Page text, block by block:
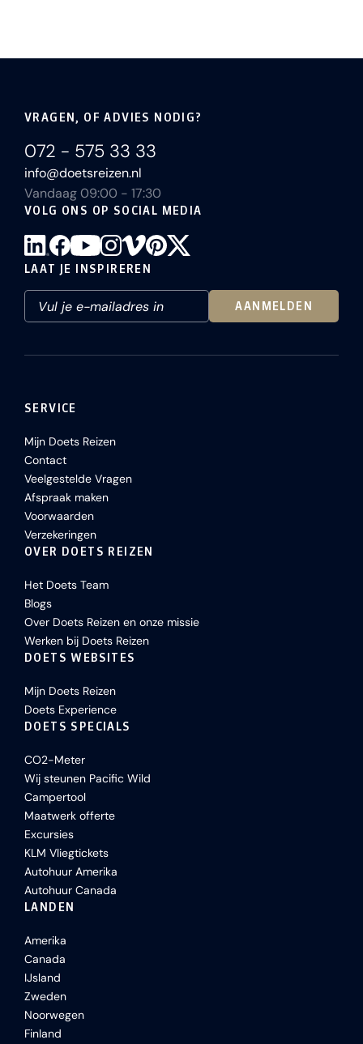
VRAGEN, OF ADVIES NODIG?
072 - 575 33 33
info@doetsreizen.nl
Vandaag 09:00 - 17:30
VOLG ONS OP SOCIAL MEDIA
LAAT JE INSPIREREN
AANMELDEN
SERVICE
Mijn Doets Reizen
Contact
Veelgestelde Vragen
Afspraak maken
Voorwaarden
Verzekeringen
OVER DOETS REIZEN
Het Doets Team
Blogs
Over Doets Reizen en onze missie
Werken bij Doets Reizen
DOETS WEBSITES
Mijn Doets Reizen
Doets Experience
DOETS SPECIALS
CO2-Meter
Wij steunen Pacific Wild
Campertool
Maatwerk offerte
Excursies
KLM Vliegtickets
Autohuur Amerika
Autohuur Canada
LANDEN
Amerika
Canada
IJsland
Zweden
Noorwegen
Finland